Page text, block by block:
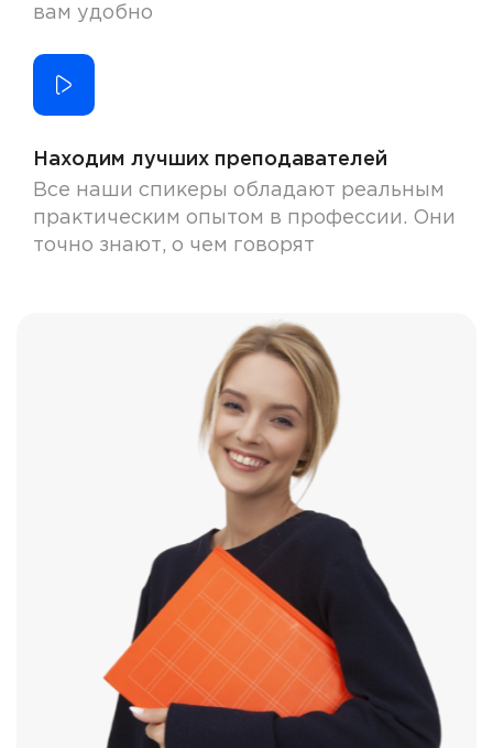
вам удобно
Находим лучших преподавателей
Все наши спикеры обладают реальным
практическим опытом в профессии. Они
точно знают, о чем говорят